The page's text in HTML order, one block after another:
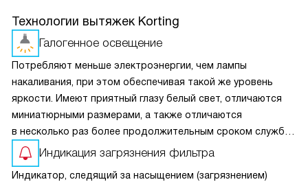
Технологии вытяжек Korting
Галогенное освещение
Потребляют меньше электроэнергии, чем лампы
накаливания, при этом обеспечивая такой же уровень
яркости. Имеют приятный глазу белый свет, отличаются
миниатюрными размерами, а также отличаются
в несколько раз более продолжительным сроком службы
по сравнению с обычными.
Индикация загрязнения фильтра
Индикатор, следящий за насыщением (загрязнением)